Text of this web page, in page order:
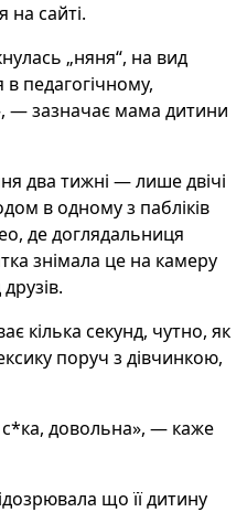
сайті.
„няня“, на вид
в педагогічному,
— зазначає мама дитини
два тижні — лише двічі
в одному з пабліків
де доглядальниця
знімала це на камеру
кілька секунд, чутно, як
поруч з дівчинкою,
с*ка, довольна», — каже
що її дитину